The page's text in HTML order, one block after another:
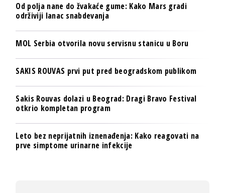
Od polja nane do žvakaće gume: Kako Mars gradi
održiviji lanac snabdevanja
MOL Serbia otvorila novu servisnu stanicu u Boru
SAKIS ROUVAS prvi put pred beogradskom publikom
Sakis Rouvas dolazi u Beograd: Dragi Bravo Festival
otkrio kompletan program
Leto bez neprijatnih iznenađenja: Kako reagovati na
prve simptome urinarne infekcije